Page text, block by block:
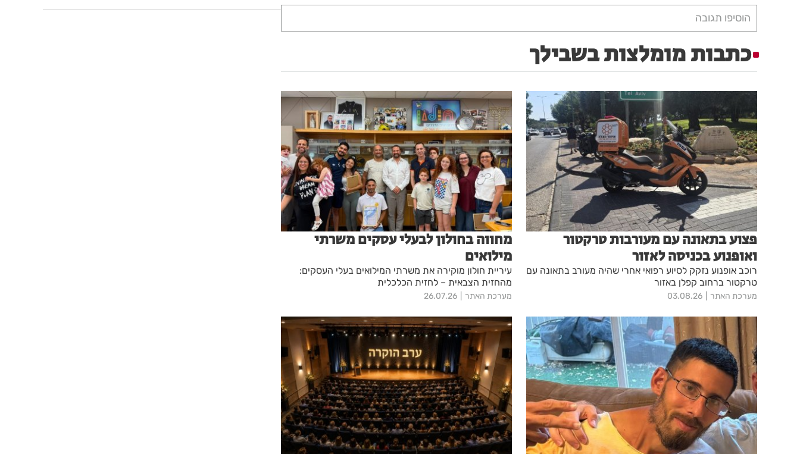
הוסיפו תגובה
כתבות מומלצות בשבילך
פצוע בתאונה עם מעורבות טרקטור
ואופנוע בכניסה לאזור
רוכב אופנוע נזקק לסיוע רפואי אחרי שהיה מעורב בתאונה עם
טרקטור ברחוב קפלן באזור
מערכת האתר 03.08.26
מחווה בחולון לבעלי עסקים משרתי
מילואים
עיריית חולון מוקירה את משרתי המילואים בעלי העסקים:
מהחזית הצבאית – לחזית הכלכלית
מערכת האתר 26.07.26